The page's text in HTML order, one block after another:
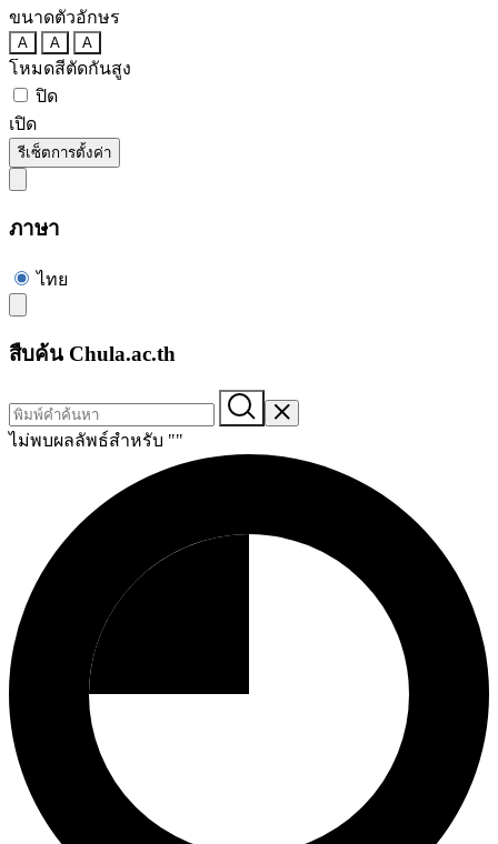
ขนาดตัวอักษร
A A A
โหมดสีตัดกันสูง
ปิด
เปิด
รีเซ็ตการตั้งค่า
ภาษา
ไทย
สืบค้น Chula.ac.th
ไม่พบผลลัพธ์สำหรับ ""